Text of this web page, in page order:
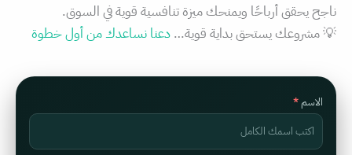
ناجح يحقق أرباحًا ويمنحك ميزة تنافسية قوية في السوق.
💡 مشروعك يستحق بداية قوية… دعنا نساعدك من أول خطوة
الاسم